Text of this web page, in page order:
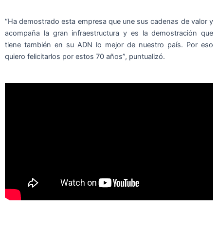
“Ha demostrado esta empresa que une sus cadenas de valor y
acompaña la gran infraestructura y es la demostración que
tiene también en su ADN lo mejor de nuestro país. Por eso
quiero felicitarlos por estos 70 años”, puntualizó.